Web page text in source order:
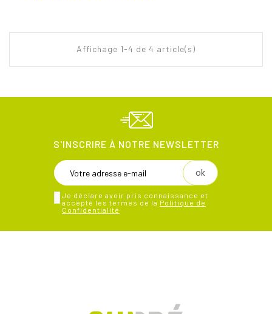
Affichage 1-4 de 4 article(s)
S'INSCRIRE À NOTRE NEWSLETTER
Je déclare avoir pris connaissance et
accepté les termes de la Politique de
Confidentialité